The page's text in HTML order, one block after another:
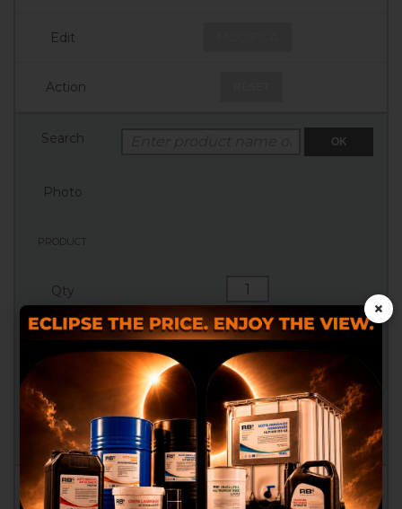
OK
MODIFICA
RESET
OK
oi e terze parti usiamo cookie o
tecnologie simili per funzionalità
tecniche e, con il tuo consenso, anche
per altre finalità descritte nella Cookie
Policy quali raccogliere ed elaborare
dati personali dai dispositivi, mostrarti
pubblicità personalizzata, misurarne
la performance, analizzare le nostre
audience e migliorare i nostri prodotti
×